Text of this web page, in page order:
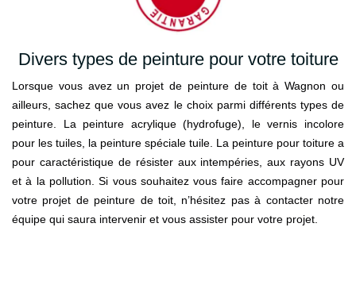
Divers types de peinture pour votre toiture
Lorsque vous avez un projet de peinture de toit à Wagnon ou
ailleurs, sachez que vous avez le choix parmi différents types de
peinture. La peinture acrylique (hydrofuge), le vernis incolore
pour les tuiles, la peinture spéciale tuile. La peinture pour toiture a
pour caractéristique de résister aux intempéries, aux rayons UV
et à la pollution. Si vous souhaitez vous faire accompagner pour
votre projet de peinture de toit, n’hésitez pas à contacter notre
équipe qui saura intervenir et vous assister pour votre projet.